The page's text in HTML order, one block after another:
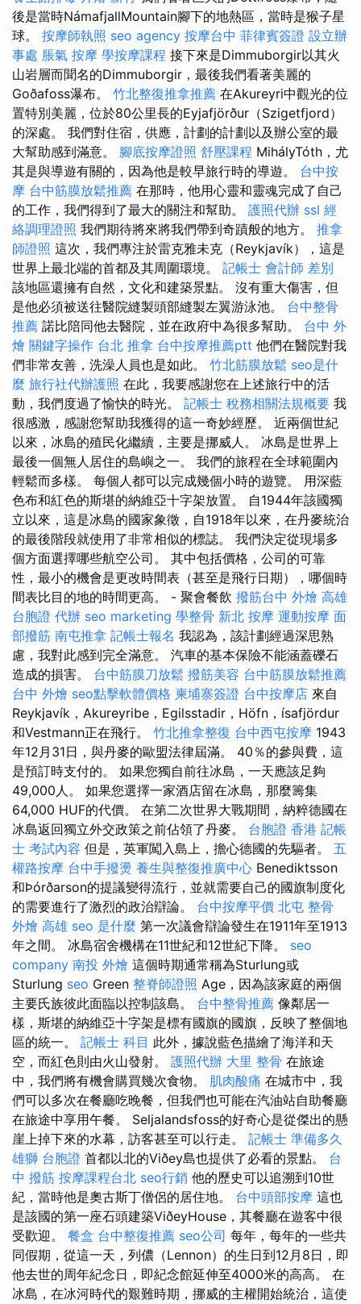
後是當時NámafjallMountain腳下的地熱區，當時是猴子星
球。 按摩師執照 seo agency 按摩台中 菲律賓簽證 設立辦
事處 脹氣 按摩 學按摩課程 接下來是Dimmuborgir以其火
山岩層而聞名的Dimmuborgir，最後我們看著美麗的
Goðafoss瀑布。 竹北整復推拿推薦 在Akureyri中觀光的位
置特別美麗，位於80公里長的Eyjafjörður（Szigetfjord）
的深處。 我們對住宿，供應，計劃的計劃以及辦公室的最
大幫助感到滿意。 腳底按摩證照 舒壓課程 MihályTóth，尤
其是與導遊有關的，因為他是較早旅行時的導遊。 台中按
摩 台中筋膜放鬆推薦 在那時，他用心靈和靈魂完成了自己
的工作，我們得到了最大的關注和幫助。 護照代辦 ssl 經
絡調理證照 我們期待將來將我們帶到奇蹟般的地方。 推拿
師證照 這次，我們專注於雷克雅未克（Reykjavík），這是
世界上最北端的首都及其周圍環境。 記帳士 會計師 差別
該地區還擁有自然，文化和建築景點。 沒有重大傷害，但
是他必須被送往醫院縫製頭部縫製左翼游泳池。 台中整骨
推薦 諾比陪同他去醫院，並在政府中為很多幫助。 台中 外
燴 關鍵字操作 台北 推拿 台中按摩推薦ptt 他們在醫院對我
們非常友善，洗澡人員也是如此。 竹北筋膜放鬆 seo是什
麼 旅行社代辦護照 在此，我要感謝您在上述旅行中的活
動，我們度過了愉快的時光。 記帳士 稅務相關法規概要 我
很感激，感謝您幫助我獲得的這一奇妙經歷。 近兩個世紀
以來，冰島的殖民化繼續，主要是挪威人。 冰島是世界上
最後一個無人居住的島嶼之一。 我們的旅程在全球範圍內
輕鬆而多樣。 每個人都可以完成幾個小時的遊覽。 用深藍
色布和紅色的斯堪的納維亞十字架放置。 自1944年該國獨
立以來，這是冰島的國家象徵，自1918年以來，在丹麥統治
的最後階段就使用了非常相似的標誌。 我們決定從現場多
個方面選擇哪些航空公司。 其中包括價格，公司的可靠
性，最小的機會是更改時間表（甚至是飛行日期），哪個時
間表比目的地的時間更高。 - 聚會餐飲 撥筋台中 外燴 高雄
台胞證 代辦 seo marketing 學整骨 新北 按摩 運動按摩 面
部撥筋 南屯推拿 記帳士報名 我認為，該計劃經過深思熟
慮，我對此感到完全滿意。 汽車的基本保險不能涵蓋礫石
造成的損害。 台中筋膜刀放鬆 撥筋美容 台中筋膜放鬆推薦
台中 外燴 seo點擊軟體價格 柬埔寨簽證 台中按摩店 來自
Reykjavík，Akureyribe，Egilsstadir，Höfn，ísafjördur
和Vestmann正在飛行。 竹北推拿整復 台中西屯按摩 1943
年12月31日，與丹麥的歐盟法律屆滿。 40％的參與費，這
是預訂時支付的。 如果您獨自前往冰島，一天應該足夠
49,000人。 如果您選擇一家酒店留在冰島，那麼籌集
64,000 HUF的代價。 在第二次世界大戰期間，納粹德國在
冰島返回獨立外交政策之前佔領了丹麥。 台胞證 香港 記帳
士 考試內容 但是，英軍闖入島上，擔心德國的先驅者。 五
權路按摩 台中手撥燙 養生與整復推廣中心 Benediktsson
和Þórðarson的提議變得流行，並就需要自己的國旗制度化
的需要進行了激烈的政治辯論。 台中按摩平價 北屯 整骨
外燴 高雄 seo 是什麼 第一次議會辯論發生在1911年至1913
年之間。 冰島宿舍機構在11世紀和12世紀下降。 seo
company 南投 外燴 這個時期通常稱為Sturlung或
Sturlung seo Green 整脊師證照 Age，因為該家庭的兩個
主要氏族彼此面臨以控制該島。 台中整骨推薦 像鄰居一
樣，斯堪的納維亞十字架是標有國旗的國旗，反映了整個地
區的統一。 記帳士 科目 此外，據說藍色描繪了海洋和天
空，而紅色則由火山發射。 護照代辦 大里 整骨 在旅途
中，我們將有機會購買幾次食物。 肌肉酸痛 在城市中，我
們可以多次在餐廳吃晚餐，但我們也可能在汽油站自助餐廳
在旅途中享用午餐。 Seljalandsfoss的好奇心是從傑出的懸
崖上掉下來的水幕，訪客甚至可以行走。 記帳士 準備多久
雄獅 台胞證 首都以北的Viðey島也提供了必看的景點。 台
中 撥筋 按摩課程台北 seo行銷 他的歷史可以追溯到10世
紀，當時他是奧古斯丁僧侶的居住地。 台中頭部按摩 這也
是該國的第一座石頭建築ViðeyHouse，其餐廳在遊客中很
受歡迎。 餐盒 台中整復推薦 seo公司 每年，每年的一些共
同假期，從這一天，列儂（Lennon）的生日到12月8日，即
他去世的周年紀念日，即紀念館延伸至4000米的高高。 在
冰島，在冰河時代的艱難時期，挪威的主權開始統治，這使